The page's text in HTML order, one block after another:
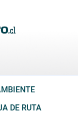
DE RUTA